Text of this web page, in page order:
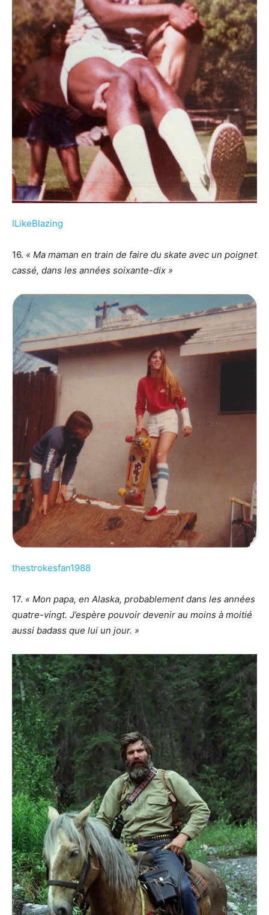
ILikeBlazing
16. « Ma maman en train de faire du skate avec un poignet
cassé, dans les années soixante-dix »
thestrokesfan1988
17. « Mon papa, en Alaska, probablement dans les années
quatre-vingt. J’espère pouvoir devenir au moins à moitié
aussi badass que lui un jour. »